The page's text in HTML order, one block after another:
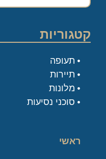
קטגוריות
תעופה
תיירות
מלונות
סוכני נסיעות
ראשי